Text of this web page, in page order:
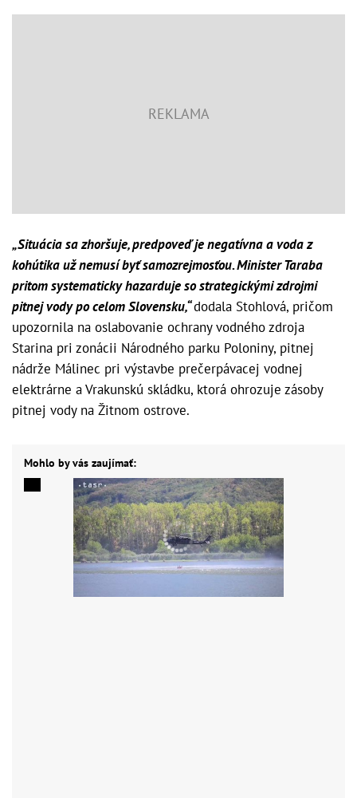
„Situácia sa zhoršuje, predpoveď je negatívna a voda z
kohútika už nemusí byť samozrejmosťou. Minister Taraba
pritom systematicky hazarduje so strategickými zdrojmi
pitnej vody po celom Slovensku,“dodala Stohlová, pričom
upozornila na oslabovanie ochrany vodného zdroja
Starina pri zonácii Národného parku Poloniny, pitnej
nádrže Málinec pri výstavbe prečerpávacej vodnej
elektrárne a Vrakunskú skládku, ktorá ohrozuje zásoby
pitnej vody na Žitnom ostrove.
Mohlo by vás zaujímať: